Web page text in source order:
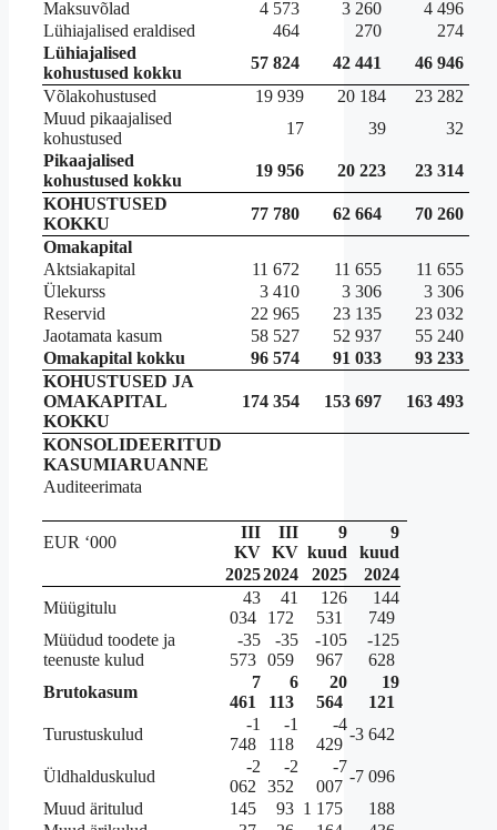
Maksuvõlad
4 573 3 260
4 496
Lühiajalised eraldised
464 270
274
Lühiajalised
kohustused kokku
57 824 42 441
46 946
Võlakohustused
19 939 20 184
23 282
Muud pikaajalised
kohustused
17 39
32
Pikaajalised
kohustused kokku
19 956 20 223
23 314
KOHUSTUSED
KOKKU
77 780 62 664
70 260
Omakapital
Aktsiakapital
11 672 11 655
11 655
Ülekurss
3 410 3 306
3 306
Reservid
22 965 23 135
23 032
Jaotamata kasum
58 527 52 937
55 240
Omakapital kokku
96 574 91 033
93 233
KOHUSTUSED JA
OMAKAPITAL
KOKKU
174 354 153 697 163 493
KONSOLIDEERITUD
KASUMIARUANNE
Auditeerimata
EUR ‘000
III
KV
III
KV
9
kuud
9
kuud
20252024 2025
2024
Müügitulu
43
034
41
172
126
531
144
749
Müüdud toodete ja
teenuste kulud
-35
573
-35
059
-105
967
-125
628
Brutokasum
7
461
6
113
20
564
19
121
Turustuskulud
-1
748
-1
118
-4
429
-3 642
Üldhalduskulud
-2
062
-2
352
-7
007
-7 096
Muud äritulud
145 93 1 175
188